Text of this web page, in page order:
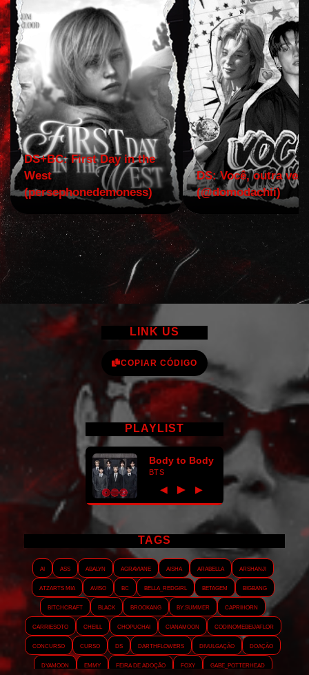
DS+BC: First Day in the
West
(persephonedemoness)
DS: Você, outra vez!
(@domodachii)
LINK US
COPIAR CÓDIGO
PLAYLIST
Body to Body
BTS
◀ ► ▶
TAGS
AI ASS Abalyn Agraviane Aisha Arabella
Arshanji
Atzarts Mia
Aviso BC Bella_RedGirl Betagem
Bigbang
Bitchcraft
Black Brookang By.summer
Caprihorn
Carriesoto
Cheill Chopuchai Cianamoon
Codinomebeijaflor
Concurso
Curso DS Darthflowers Divulgação
Doação
Dyamoon
Emmy Feira de adoção Foxy Gabe_Potterhead